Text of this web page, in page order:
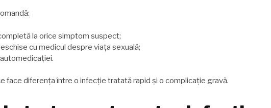
la orice simptom suspect;
cu medicul despre viața sexuală;
face diferența între o infecție tratată rapid și o complicație gravă.